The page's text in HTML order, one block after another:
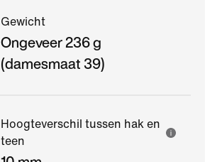
Gewicht
Ongeveer 236 g
(damesmaat 39)
Hoogteverschil tussen hak en
teen